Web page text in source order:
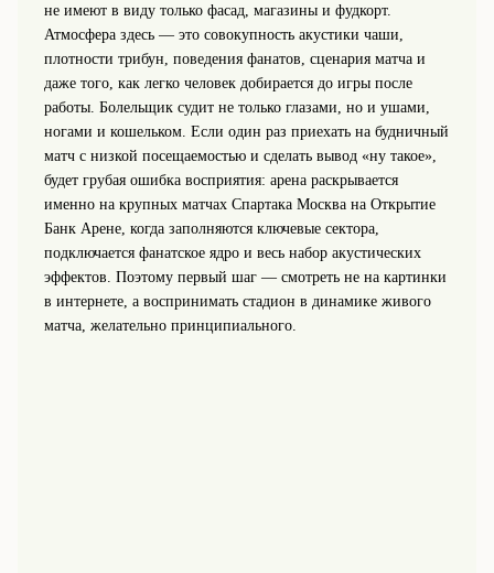
не имеют в виду только фасад, магазины и фудкорт.
Атмосфера здесь — это совокупность акустики чаши,
плотности трибун, поведения фанатов, сценария матча и
даже того, как легко человек добирается до игры после
работы. Болельщик судит не только глазами, но и ушами,
ногами и кошельком. Если один раз приехать на будничный
матч с низкой посещаемостью и сделать вывод «ну такое»,
будет грубая ошибка восприятия: арена раскрывается
именно на крупных матчах Спартака Москва на Открытие
Банк Арене, когда заполняются ключевые сектора,
подключается фанатское ядро и весь набор акустических
эффектов. Поэтому первый шаг — смотреть не на картинки
в интернете, а воспринимать стадион в динамике живого
матча, желательно принципиального.